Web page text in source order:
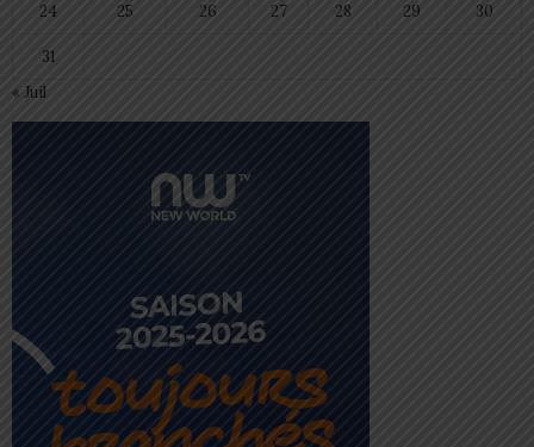
24 25 26 27 28 29 30
31
« Juil